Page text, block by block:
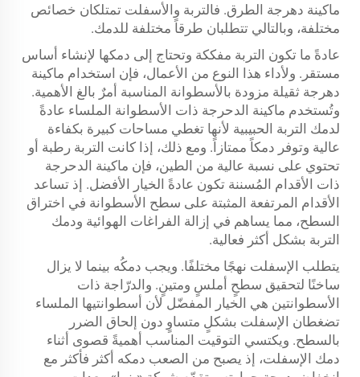
ماكينة دهرجة الطرق. فالتربة والأسفلت تمتلكان خصائص
مختلفة، وبالتالي تتطلبان طرقاً مختلفة للدمك.
عادةً ما تكون التربة مفككة وتحتاج إلى دمكها لإنشاء أساس
مستقر. ولأداء هذا النوع من الأعمال، فإن استخدام ماكينة
دهرجة ثقيلة مزودة بالأسطوانة المناسبة أمرٌ بالغ الأهمية.
وتُستخدم ماكينة الدحرجة ذات الأسطوانة الملساء عادةً
لدمك التربة الحبيبية لأنها تغطي مساحات كبيرة بكفاءة
عالية وتوفر دمكاً ممتازاً. ومع ذلك، إذا كانت التربة رطبة أو
تحتوي على نسبة عالية من الطين، فإن ماكينة الدحرجة
ذات الأقدام المُسننة تكون عادةً الخيار الأفضل. إذ تساعد
الأقدام المرتفعة المثبتة على سطح الأسطوانة في اختراق
السطح، مما يساهم في إزالة الفراغات الهوائية ودمك
التربة بشكل أكثر فعالية.
يتطلب الإسفلت نهجًا مختلفًا. ويجب دمكُه بينما لا يزال
ساخنًا لتحقيق سطحٍ أملسٍ ومتينٍ. والدرّاجة ذات
الأسطوانتين هي الخيار المفضّل لأن أسطوانتيها الملساء
تضغطان الإسفلت بشكلٍ متساوٍ دون إلحاق الضرر
بالسطح. ويكتسي التوقيت المناسب أهميةً قصوى أثناء
دمك الإسفلت، إذ يصبح من الصعب دمكه أكثر فأكثر مع